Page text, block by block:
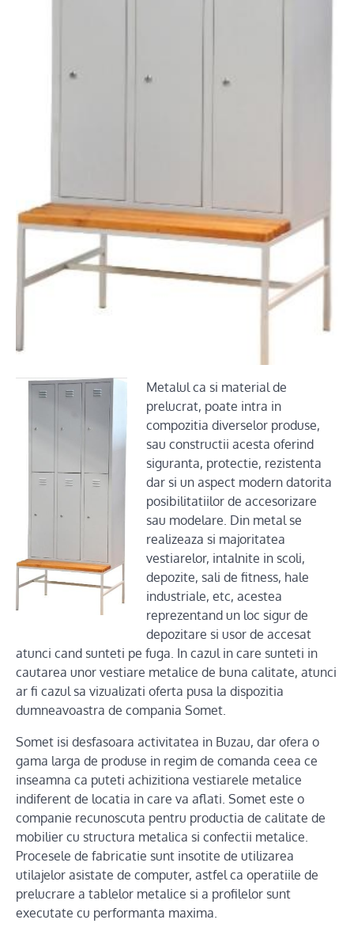
Metalul ca si material de
prelucrat, poate intra in
compozitia diverselor produse,
sau constructii acesta oferind
siguranta, protectie, rezistenta
dar si un aspect modern datorita
posibilitatiilor de accesorizare
sau modelare. Din metal se
realizeaza si majoritatea
vestiarelor, intalnite in scoli,
depozite, sali de fitness, hale
industriale, etc, acestea
reprezentand un loc sigur de
depozitare si usor de accesat
atunci cand sunteti pe fuga. In cazul in care sunteti in
cautarea unor vestiare metalice de buna calitate, atunci
ar fi cazul sa vizualizati oferta pusa la dispozitia
dumneavoastra de compania Somet.
Somet isi desfasoara activitatea in Buzau, dar ofera o
gama larga de produse in regim de comanda ceea ce
inseamna ca puteti achizitiona vestiarele metalice
indiferent de locatia in care va aflati. Somet este o
companie recunoscuta pentru productia de calitate de
mobilier cu structura metalica si confectii metalice.
Procesele de fabricatie sunt insotite de utilizarea
utilajelor asistate de computer, astfel ca operatiile de
prelucrare a tablelor metalice si a profilelor sunt
executate cu performanta maxima.